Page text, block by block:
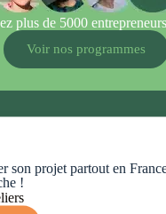
son projet partout en
!
plus de 5000
Voir nos programmes
plus de1000entrepreneurs